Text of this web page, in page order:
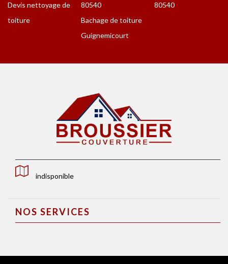
Devis nettoyage de
toiture
80540
Bachage de toiture
Guignemicourt
80540
indisponible
NOS SERVICES